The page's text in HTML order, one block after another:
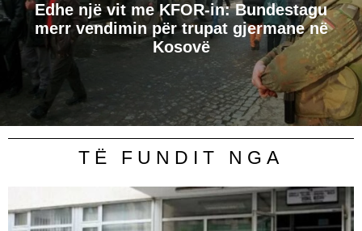
Edhe një vit me KFOR-in: Bundestagu
merr vendimin për trupat gjermane në
Kosovë
TË FUNDIT NGA